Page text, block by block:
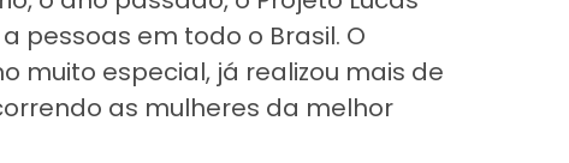
pessoas em todo o Brasil. O
muito especial, já realizou mais de
as mulheres da melhor